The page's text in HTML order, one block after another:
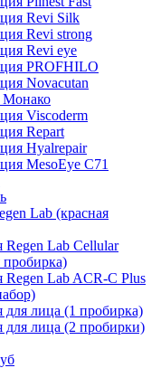
Revi Silk
Revi strong
Revi eye
PROFHILO
Novacutan
Монако
Viscoderm
Repart
Hyalrepair
MesoEye C71
Lab (красная
Regen Lab Cellular
пробирка)
Regen Lab ACR-C Plus
для лица (1 пробирка)
для лица (2 пробирки)